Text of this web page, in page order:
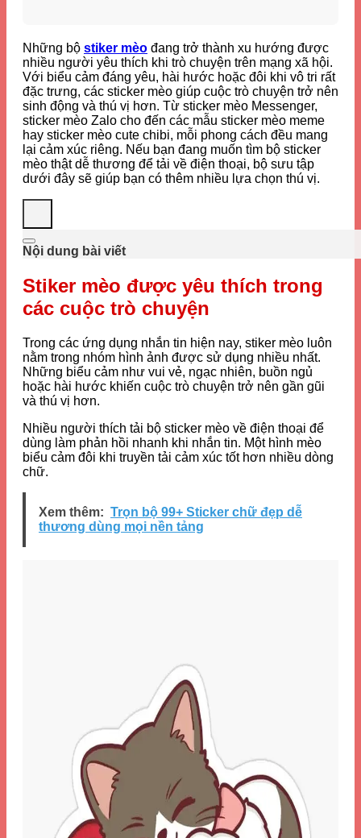
Những bộ stiker mèo đang trở thành xu hướng được
nhiều người yêu thích khi trò chuyện trên mạng xã hội.
Với biểu cảm đáng yêu, hài hước hoặc đôi khi vô tri rất
đặc trưng, các sticker mèo giúp cuộc trò chuyện trở nên
sinh động và thú vị hơn. Từ sticker mèo Messenger,
sticker mèo Zalo cho đến các mẫu sticker mèo meme
hay sticker mèo cute chibi, mỗi phong cách đều mang
lại cảm xúc riêng. Nếu bạn đang muốn tìm bộ sticker
mèo thật dễ thương để tải về điện thoại, bộ sưu tập
dưới đây sẽ giúp bạn có thêm nhiều lựa chọn thú vị.
Nội dung bài viết
Stiker mèo được yêu thích trong
các cuộc trò chuyện
Trong các ứng dụng nhắn tin hiện nay, stiker mèo luôn
nằm trong nhóm hình ảnh được sử dụng nhiều nhất.
Những biểu cảm như vui vẻ, ngạc nhiên, buồn ngủ
hoặc hài hước khiến cuộc trò chuyện trở nên gần gũi
và thú vị hơn.
Nhiều người thích tải bộ sticker mèo về điện thoại để
dùng làm phản hồi nhanh khi nhắn tin. Một hình mèo
biểu cảm đôi khi truyền tải cảm xúc tốt hơn nhiều dòng
chữ.
Xem thêm: Trọn bộ 99+ Sticker chữ đẹp dễ
thương dùng mọi nền tảng